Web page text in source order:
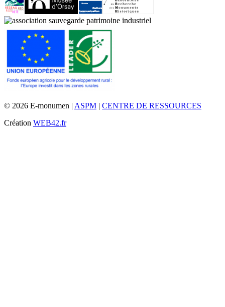
© 2026 E-monumen | ASPM | CENTRE DE RESSOURCES
Création WEB42.fr